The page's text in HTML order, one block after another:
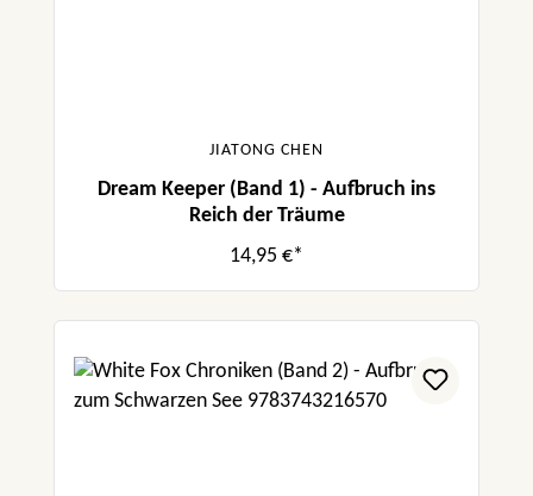
JIATONG CHEN
Dream Keeper (Band 1) - Aufbruch ins
Reich der Träume
14,95 €*